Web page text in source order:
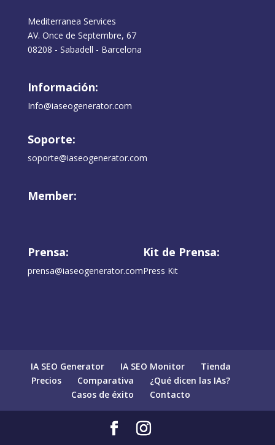
Mediterranea Services
AV. Once de Septembre, 67
08208 - Sabadell - Barcelona
Información:
Info@iaseogenerator.com
Soporte:
soporte@iaseogenerator.com
Member:
Prensa:
prensa@iaseogenerator.com
Kit de Prensa:
Press Kit
IA SEO Generator IA SEO Monitor
Tienda
Precios
Comparativa
¿Qué dicen las IAs?
Casos de éxito
Contacto